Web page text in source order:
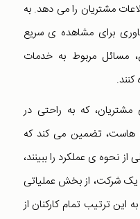
مشتریان را می دهد. به
برای مشاهده ی سریع
مسائل مربوط به خدمات
که به راحتی در
هاست، تضمین می کند که
نحوه ی عملکرد را ببینند،
یک شرکت، از بخش عملیاتی
این ترتیب تمام کارکنان از